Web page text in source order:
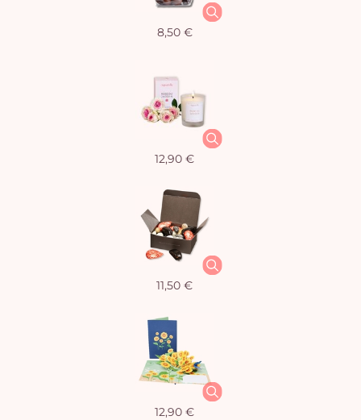
8,50 €
12,90 €
11,50 €
12,90 €